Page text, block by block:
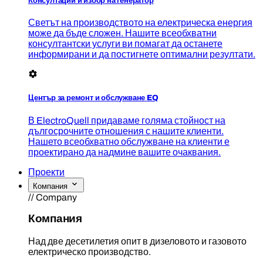
Светът на производството на електрическа енергия
може да бъде сложен. Нашите всеобхватни
консултантски услуги ви помагат да останете
информирани и да постигнете оптимални резултати.
Център за ремонт и обслужване EQ
В ElectroQuell придаваме голяма стойност на
дългосрочните отношения с нашите клиенти.
Нашето всеобхватно обслужване на клиенти е
проектирано да надмине вашите очаквания.
Проекти
Компания
// Company
Компания
Над две десетилетия опит в дизеловото и газовото
електрическо производство.